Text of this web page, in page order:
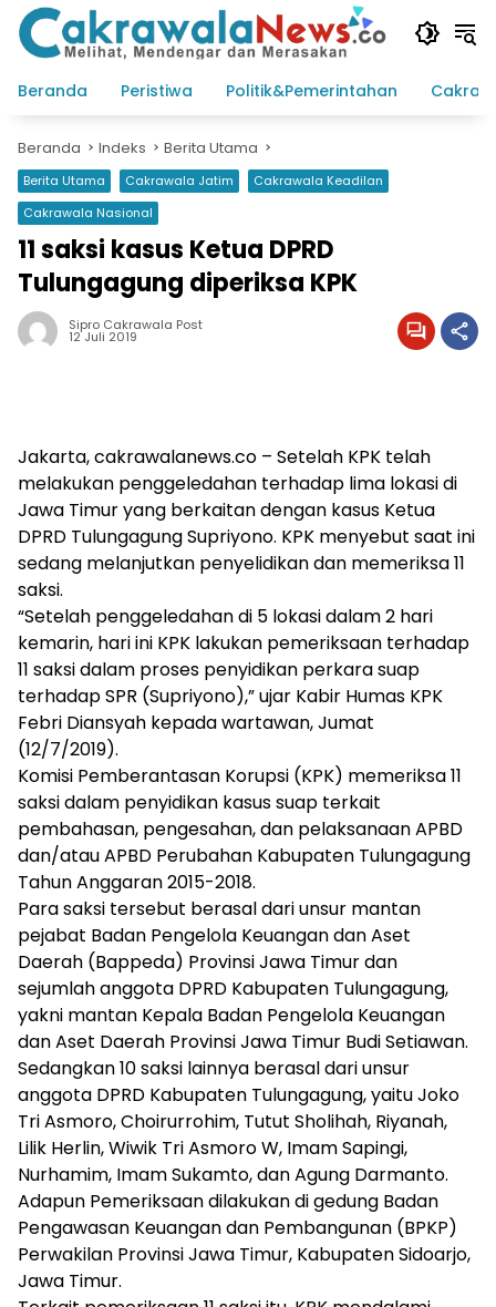
Langsung
konten
Beranda
Peristiwa Politik&Pemerintahan
Beranda Indeks Berita Utama
Berita Utama Cakrawala Jatim
Cakrawala Keadilan
Cakrawala Nasional
11 saksi kasus Ketua DPRD
Tulungagung diperiksa KPK
Sipro Cakrawala Post
12 Juli 2019
Jakarta, cakrawalanews.co – Setelah KPK telah
melakukan penggeledahan terhadap lima lokasi di
Jawa Timur yang berkaitan dengan kasus Ketua
DPRD Tulungagung Supriyono. KPK menyebut saat ini
sedang melanjutkan penyelidikan dan memeriksa 11
saksi.
“Setelah penggeledahan di 5 lokasi dalam 2 hari
kemarin, hari ini KPK lakukan pemeriksaan terhadap
11 saksi dalam proses penyidikan perkara suap
terhadap SPR (Supriyono),” ujar Kabir Humas KPK
Febri Diansyah kepada wartawan, Jumat
(12/7/2019).
Komisi Pemberantasan Korupsi (KPK) memeriksa 11
saksi dalam penyidikan kasus suap terkait
pembahasan, pengesahan, dan pelaksanaan APBD
dan/atau APBD Perubahan Kabupaten Tulungagung
Tahun Anggaran 2015-2018.
Para saksi tersebut berasal dari unsur mantan
pejabat Badan Pengelola Keuangan dan Aset
Daerah (Bappeda) Provinsi Jawa Timur dan
sejumlah anggota DPRD Kabupaten Tulungagung,
yakni mantan Kepala Badan Pengelola Keuangan
dan Aset Daerah Provinsi Jawa Timur Budi Setiawan.
Sedangkan 10 saksi lainnya berasal dari unsur
anggota DPRD Kabupaten Tulungagung, yaitu Joko
Tri Asmoro, Choirurrohim, Tutut Sholihah, Riyanah,
Lilik Herlin, Wiwik Tri Asmoro W, Imam Sapingi,
Nurhamim, Imam Sukamto, dan Agung Darmanto.
Adapun Pemeriksaan dilakukan di gedung Badan
Pengawasan Keuangan dan Pembangunan (BPKP)
Perwakilan Provinsi Jawa Timur, Kabupaten Sidoarjo,
Jawa Timur.